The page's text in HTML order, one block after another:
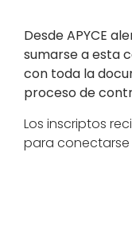
Desde APYCE
sumarse a esta
con toda la
proceso de
Los inscriptos
para conectarse